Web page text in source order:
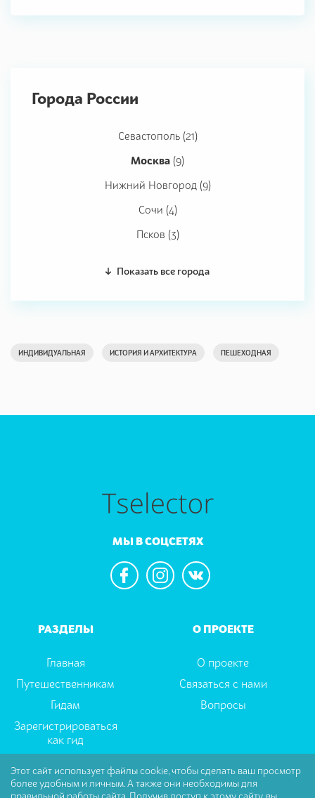
Города России
Севастополь (21)
Москва (9)
Нижний Новгород (9)
Сочи (4)
Псков (3)
Показать все города
ИНДИВИДУАЛЬНАЯ ИСТОРИЯ И АРХИТЕКТУРА ПЕШЕХОДНАЯ
РАЗДЕЛЫ
Главная
Путешественникам
Гидам
Зарегистрироваться
как гид
О ПРОЕКТЕ
О проекте
Связаться с нами
Вопросы
МЫ В СОЦСЕТЯХ
Пользовательское соглашение | Политика
Этот сайт использует файлы cookie, чтобы сделать ваш просмотр
более удобным и личным. А также они необходимы для
правильной работы сайта. Получив доступ к этому сайту, вы